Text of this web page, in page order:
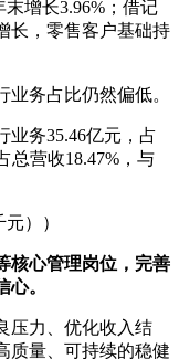
增长3.96%；借记
长，零售客户基础持
务占比仍然偏低。
业务35.46亿元，占
总营收18.47%，与
））
核心管理岗位，完善
。
压力、优化收入结
质量、可持续的稳健